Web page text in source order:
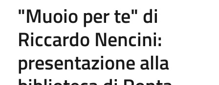
"Muoio per te" di
Riccardo Nencini:
presentazione alla